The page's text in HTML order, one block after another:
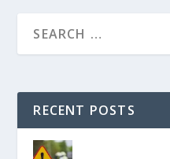
RECENT POSTS